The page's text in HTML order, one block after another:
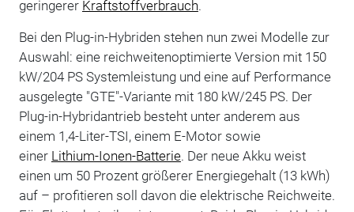
geringerer Kraftstoffverbrauch.
Bei den Plug-in-Hybriden stehen nun zwei Modelle zur
Auswahl: eine reichweitenoptimierte Version mit 150
kW/204 PS Systemleistung und eine auf Performance
ausgelegte "GTE"-Variante mit 180 kW/245 PS. Der
Plug-in-Hybridantrieb besteht unter anderem aus
einem 1,4-Liter-TSI, einem E-Motor sowie
einer Lithium-Ionen-Batterie. Der neue Akku weist
einen um 50 Prozent größerer Energiegehalt (13 kWh)
auf – profitieren soll davon die elektrische Reichweite.